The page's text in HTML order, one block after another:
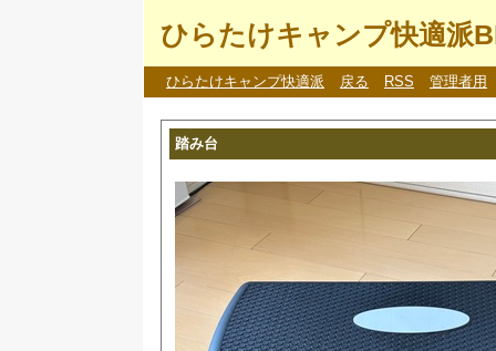
ひらたけキャンプ快適派
ひらたけキャンプ快適派 戻る RSS 管理者用
踏み台